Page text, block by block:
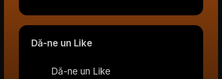
Dă-ne un Like
Dă-ne un Like